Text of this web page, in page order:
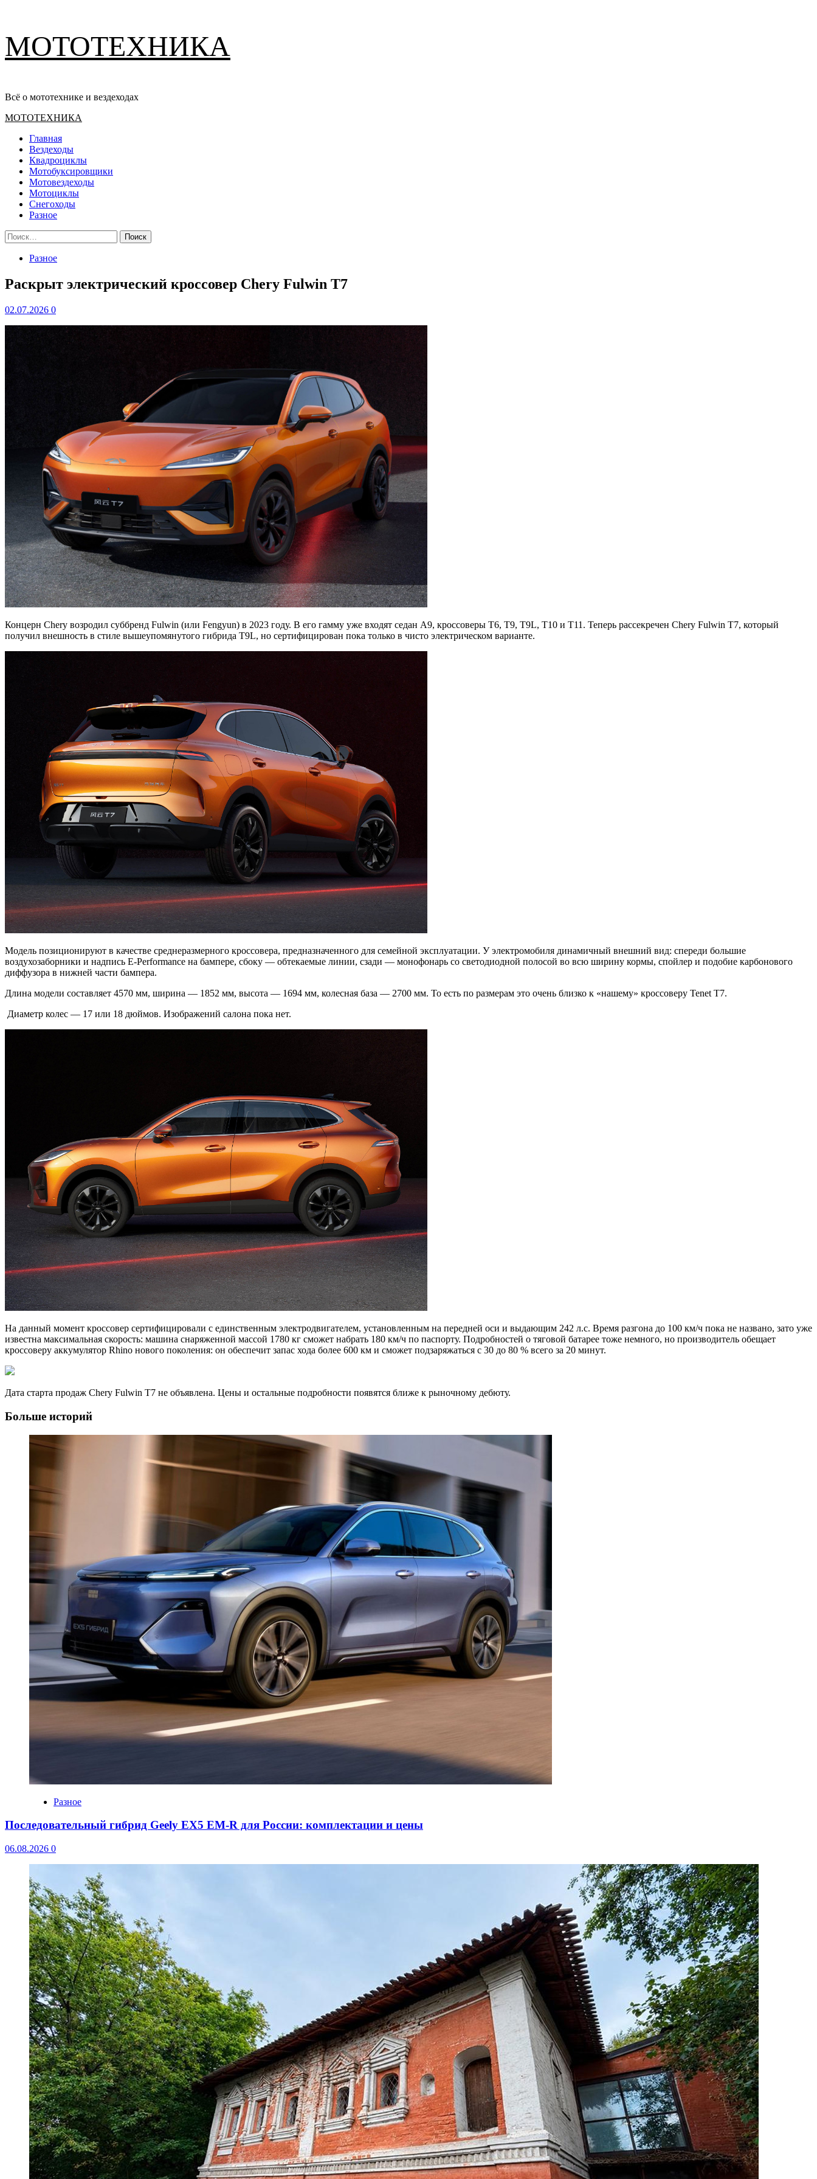
содержимому
МОТОТЕХНИКА
Всё о мототехнике и вездеходах
Основное
МОТОТЕХНИКА
Главная
Вездеходы
Квадроциклы
Мотобуксировщики
Мотовездеходы
Мотоциклы
Снегоходы
Разное
Найти:
Разное
Раскрыт электрический кроссовер Chery Fulwin T7
02.07.2026 0
Концерн Chery возродил суббренд Fulwin (или Fengyun) в 2023 году. В его гамму уже входят седан A9, кроссоверы T6, T9, T9L, T10 и T11. Теперь рассекречен Chery Fulwin T7, который
получил внешность в стиле вышеупомянутого гибрида T9L, но сертифицирован пока только в чисто электрическом варианте.
Модель позиционируют в качестве среднеразмерного кроссовера, предназначенного для семейной эксплуатации. У электромобиля динамичный внешний вид: спереди большие
воздухозаборники и надпись E-Performance на бампере, сбоку — обтекаемые линии, сзади — монофонарь со светодиодной полосой во всю ширину кормы, спойлер и подобие карбонового
диффузора в нижней части бампера.
Длина модели составляет 4570 мм, ширина — 1852 мм, высота — 1694 мм, колесная база — 2700 мм. То есть по размерам это очень близко к «нашему» кроссоверу Tenet T7.
Диаметр колес — 17 или 18 дюймов. Изображений салона пока нет.
На данный момент кроссовер сертифицировали с единственным электродвигателем, установленным на передней оси и выдающим 242 л.с. Время разгона до 100 км/ч пока не названо, зато уже
известна максимальная скорость: машина снаряженной массой 1780 кг сможет набрать 180 км/ч по паспорту. Подробностей о тяговой батарее тоже немного, но производитель обещает
кроссоверу аккумулятор Rhino нового поколения: он обеспечит запас хода более 600 км и сможет подзаряжаться с 30 до 80 % всего за 20 минут.
Дата старта продаж Chery Fulwin T7 не объявлена. Цены и остальные подробности появятся ближе к рыночному дебюту.
Больше историй
Разное
Последовательный гибрид Geely EX5 EM-R для России: комплектации и цены
06.08.2026 0